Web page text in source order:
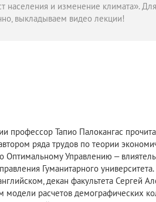
населения и изменение климата».
выкладываем видео лекции!
профессор Тапио Палокангас
ряда трудов по теории
Управлению –
Гуманитарного университета.
декан факультета
расчетов демографических